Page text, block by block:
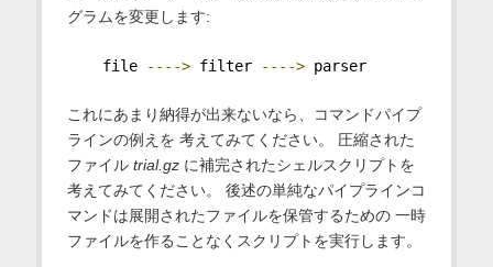
グラムを変更します:
file ----> filter ----> parser
これにあまり納得が出来ないなら、コマンドパイプ
ラインの例えを 考えてみてください。 圧縮された
ファイル trial.gzに補完されたシェルスクリプトを
考えてみてください。 後述の単純なパイプラインコ
マンドは展開されたファイルを保管するための 一時
ファイルを作ることなくスクリプトを実行します。